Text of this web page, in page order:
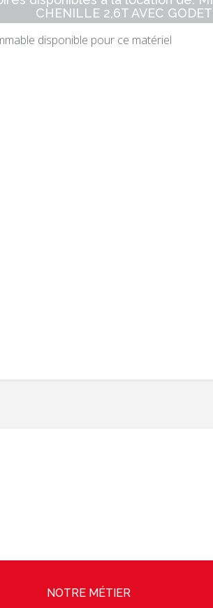
CHENILLE 2,6T AVEC GODET
disponible pour ce matériel
NOTRE MÉTIER